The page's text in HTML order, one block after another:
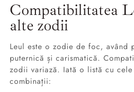
Compatibilitatea
alte zodii
Leul este o zodie de foc, având
puternică și carismatică.
zodii variază. Iată o listă cu
combinații: